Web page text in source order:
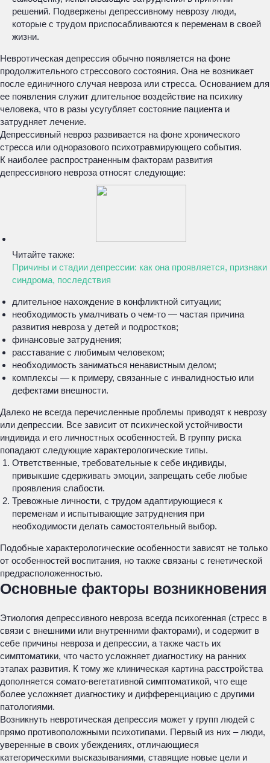
решений. Подвержены депрессивному неврозу люди,
которые с трудом приспосабливаются к переменам в своей
жизни.
Невротическая депрессия обычно появляется на фоне
продолжительного стрессового состояния. Она не возникает
после единичного случая невроза или стресса. Основанием для
ее появления служит длительное воздействие на психику
человека, что в разы усугубляет состояние пациента и
затрудняет лечение.
Депрессивный невроз развивается на фоне хронического
стресса или одноразового психотравмирующего события.
К наиболее распространенным факторам развития
депрессивного невроза относят следующие:
Читайте также:
Причины и стадии депрессии: как она проявляется, признаки
синдрома, последствия
длительное нахождение в конфликтной ситуации;
необходимость умалчивать о чем-то — частая причина
развития невроза у детей и подростков;
финансовые затруднения;
расставание с любимым человеком;
необходимость заниматься ненавистным делом;
комплексы — к примеру, связанные с инвалидностью или
дефектами внешности.
Далеко не всегда перечисленные проблемы приводят к неврозу
или депрессии. Все зависит от психической устойчивости
индивида и его личностных особенностей. В группу риска
попадают следующие характерологические типы.
Ответственные, требовательные к себе индивиды,
привыкшие сдерживать эмоции, запрещать себе любые
проявления слабости.
Тревожные личности, с трудом адаптирующиеся к
переменам и испытывающие затруднения при
необходимости делать самостоятельный выбор.
Подобные характерологические особенности зависят не только
от особенностей воспитания, но также связаны с генетической
предрасположенностью.
Основные факторы возникновения
Этиология депрессивного невроза всегда психогенная (стресс в
связи с внешними или внутренними факторами), и содержит в
себе причины невроза и депрессии, а также часть их
симптоматики, что часто усложняет диагностику на ранних
этапах развития. К тому же клиническая картина расстройства
дополняется сомато-вегетативной симптоматикой, что еще
более усложняет диагностику и дифференциацию с другими
патологиями.
Возникнуть невротическая депрессия может у групп людей с
прямо противоположными психотипами. Первый из них – люди,
уверенные в своих убеждениях, отличающиеся
категорическими высказываниями, ставящие новые цели и